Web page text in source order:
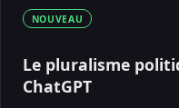
NOUVEAU
Le pluralisme
ChatGPT